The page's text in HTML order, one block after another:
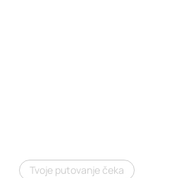
Tvoje putovanje čeka